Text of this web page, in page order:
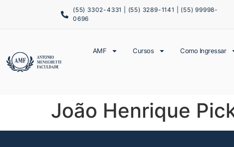
(55) 3302-4331 | (55) 3289-1141 | (55) 99998-
0696
AMF Cursos Como Ingressar
João Henrique